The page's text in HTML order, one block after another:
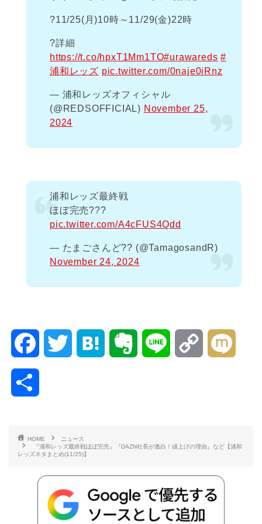
?️11/25(月)10時～11/29(金)22時
?詳細
https://t.co/hpxT1Mm1TO#urawareds #
浦和レッズ pic.twitter.com/0naje0iRnz
— 浦和レッズオフィシャル
(@REDSOFFICIAL) November 25,
2024
浦和レッズ最終戦
ほぼ完売???
pic.twitter.com/A4cFUS4Qdd
— たまごさんど?? (@TamagosandR)
November 24, 2024
b
o
t
r t n
HOME
ニュース
『浦和レッズ最終戦ほぼ完売』『DAZN社長が激白！値上げの理由』など【浦和
レッズネタまとめ(11/25)】